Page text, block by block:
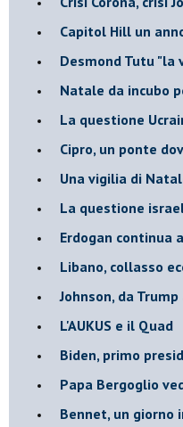
Capitol Hill un
Desmond Tutu "la
Natale da incubo
La questione
Cipro, un ponte
Una vigilia di
La questione
Erdogan continua
Libano, collasso
Johnson, da
L'AUKUS e il Quad
Biden, primo
Papa Bergoglio
Bennet, un giorno